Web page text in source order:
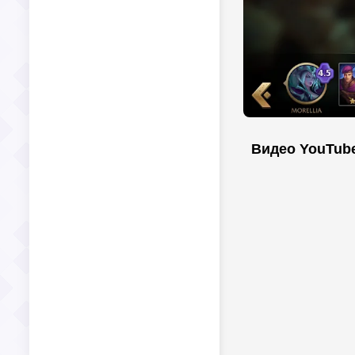
Видео